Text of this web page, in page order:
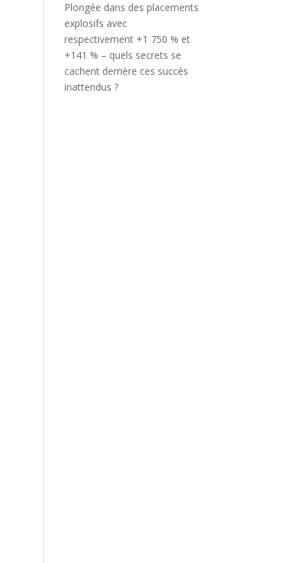
Plongée dans des placements
explosifs avec
respectivement +1 750 % et
+141 % – quels secrets se
cachent derrière ces succès
inattendus ?